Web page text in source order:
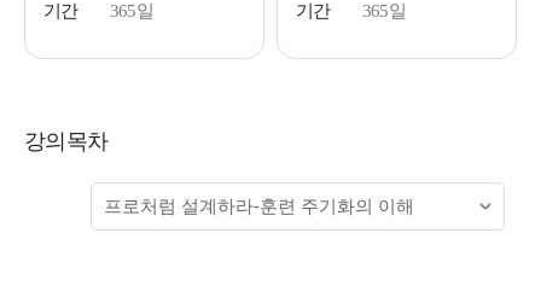
기간 365일 기간 365일
강의목차